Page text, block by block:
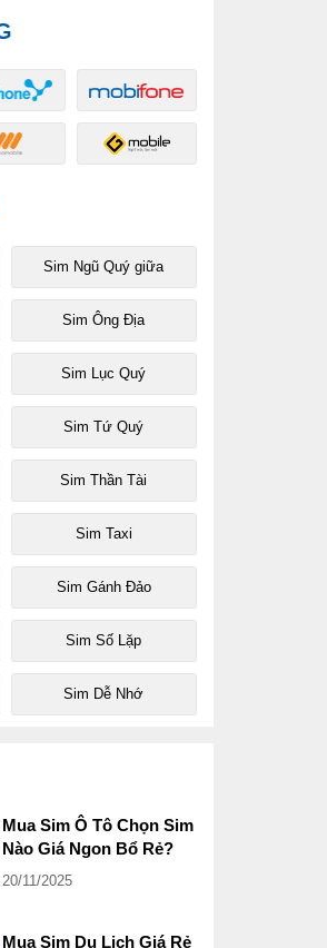
Sim Ngũ Quý giữa
Sim Ông Địa
Sim Lục Quý
Sim Tứ Quý
Sim Thần Tài
Sim Taxi
Sim Gánh Đảo
Sim Số Lặp
Sim Dễ Nhớ
Mua Sim Ô Tô Chọn Sim
Nào Giá Ngon Bổ Rẻ?
20/11/2025
Mua Sim Du Lịch Giá Rẻ